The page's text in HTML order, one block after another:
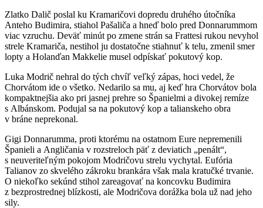
Zlatko Dalič poslal ku Kramaričovi dopredu druhého útočníka
Anteho Budimira, stiahol Pašaliča a hneď bolo pred Donnarummom
viac vzruchu. Deväť minút po zmene strán sa Frattesi rukou nevyhol
strele Kramariča, nestihol ju dostatočne stiahnuť k telu, zmenil smer
lopty a Holanďan Makkelie musel odpískať pokutový kop.
Luka Modrič nehral do tých chvíľ veľký zápas, hoci vedel, že
Chorvátom ide o všetko. Nedarilo sa mu, aj keď hra Chorvátov bola
kompaktnejšia ako pri jasnej prehre so Španielmi a divokej remíze
s Albánskom. Podujal sa na pokutový kop a talianskeho obra
v bráne neprekonal.
Gigi Donnarumma, proti ktorému na ostatnom Eure nepremenili
Španieli a Angličania v rozstreloch päť z deviatich „penált“,
s neuveriteľným pokojom Modričovu strelu vychytal. Eufória
Talianov zo skvelého zákroku brankára však mala kratučké trvanie.
O niekoľko sekúnd stihol zareagovať na koncovku Budimira
z bezprostrednej blízkosti, ale Modričova dorážka bola už nad jeho
sily.